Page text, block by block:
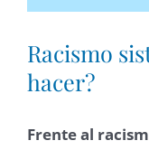
Racismo
hacer?
Frente al